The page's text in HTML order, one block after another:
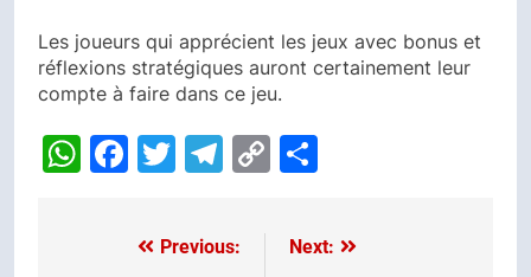
Les joueurs qui apprécient les jeux avec bonus et
réflexions stratégiques auront certainement leur
compte à faire dans ce jeu.
WhatsApp
Facebook
Twitter
Telegram
Copy
Previous:
Next: